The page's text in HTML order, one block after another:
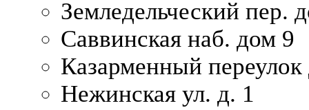
Земледельческий пер.
Саввинская наб. дом 9
Казарменный переулок
Нежинская ул. д. 1